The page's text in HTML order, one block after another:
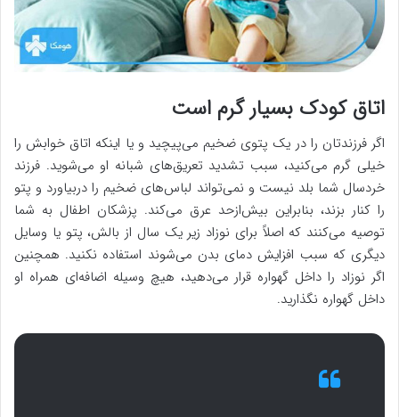
اتاق کودک بسیار گرم است
اگر فرزندتان را در یک پتوی ضخیم می‌پیچید و یا اینکه اتاق خوابش را
خیلی گرم می‌کنید، سبب تشدید تعریق‌های شبانه‌ او می‌شوید. فرزند
خردسال شما بلد نیست و نمی‌تواند لباس‌های ضخیم را دربیاورد و پتو
را کنار بزند، بنابراین بیش‌ازحد عرق می‌کند. پزشکان اطفال به شما
توصیه می‌کنند که اصلاً برای نوزاد زیر یک سال از بالش، پتو یا وسایل
دیگری که سبب افزایش دمای بدن می‌شوند استفاده نکنید. همچنین
اگر نوزاد را داخل گهواره قرار می‌دهید، هیچ وسیله اضافه‌ای همراه او
داخل گهواره نگذارید.